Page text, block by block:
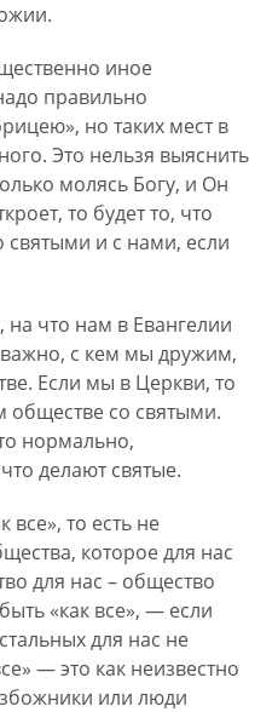
иное
правильно
но таких мест в
Это нельзя выяснить
молясь Богу, и Он
то будет то, что
и с нами, если
что нам в Евангелии
важно, с кем мы дружим,
Если мы в Церкви, то
со святыми.
нормально,
делают святые.
все», то есть не
которое для нас
для нас – общество
«как все», — если
для нас не
— это как неизвестно
или люди